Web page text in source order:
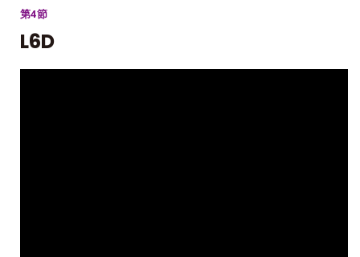
第4節
L6D